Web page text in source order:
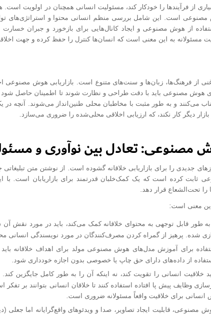
از فرآیندها را خودکار کند، مسئولیت انسانی همچنان در اولویت است.
مصنوعی است. این شامل بررسی منظم انسانی محتوا و استراتژی‌های
از هوش مصنوعی و ایجاد کانال‌هایی برای بازخورد و جبران
به این معنی است که انسان‌ها کنترل را حفظ کرده و جهت
از فرهنگ‌ها، زبان‌ها و سنت‌های متنوع است. بازاریابی هوش مصنوعی
هوش مصنوعی باید با دقت طراحی و نظارت شوند تا اطمینان حاصل شود
می‌کنند و به طور مثبت با مخاطبان محلی طنین‌انداز می‌شوند. آنچه در
دیگر کار نکند، که ارزیابی اخلاقی محلی‌شده را ضروری می‌سازد.
مصنوعی: تعادل بین نوآوری و
جدیدی را برای بازاریابی خلاقانه گشوده است. از نوشتن متن تبلیغاتی
ثابت کرده است که یک کمک‌خلبان قدرتمند برای بازاریابان است. با
را تحت‌الشعاع قرار دهد.
معنی است:
قابل توجهی به محتوای خلاقانه کمک می‌کند، باید در مورد نقش آن
شده. پرهیز از گمراه کردن مصرف‌کنندگان در مورد نویسندگی انسانی
برای آموزش مدل‌های هوش مصنوعی مولد برای اهداف خلاقانه
از داده‌های دارای حق چاپ یا خصوصی بدون اجازه خودداری شود.
انسانی را تقویت کند، نه اینکه آن را به طور کامل جایگزین کند.
وظایف پیش پا افتاده استفاده کنند تا خلاقان انسانی بتوانند بر
برای خلاقیت واقعاً مسئولانه ضروری است.
قابلیت ایجاد تصاویر، صدا و ویدئوهای واقع‌گرایانه اما جعلی